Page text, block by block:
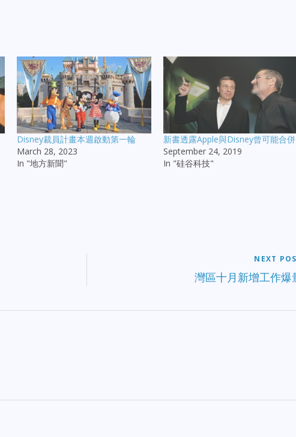
Disney裁員計畫本週啟動第一輪
March 28, 2023
In "地方新聞"
新書透露Apple與Disney曾可能合併
September 24, 2019
In "硅谷科技"
NEXT
灣區十月新增工作爆